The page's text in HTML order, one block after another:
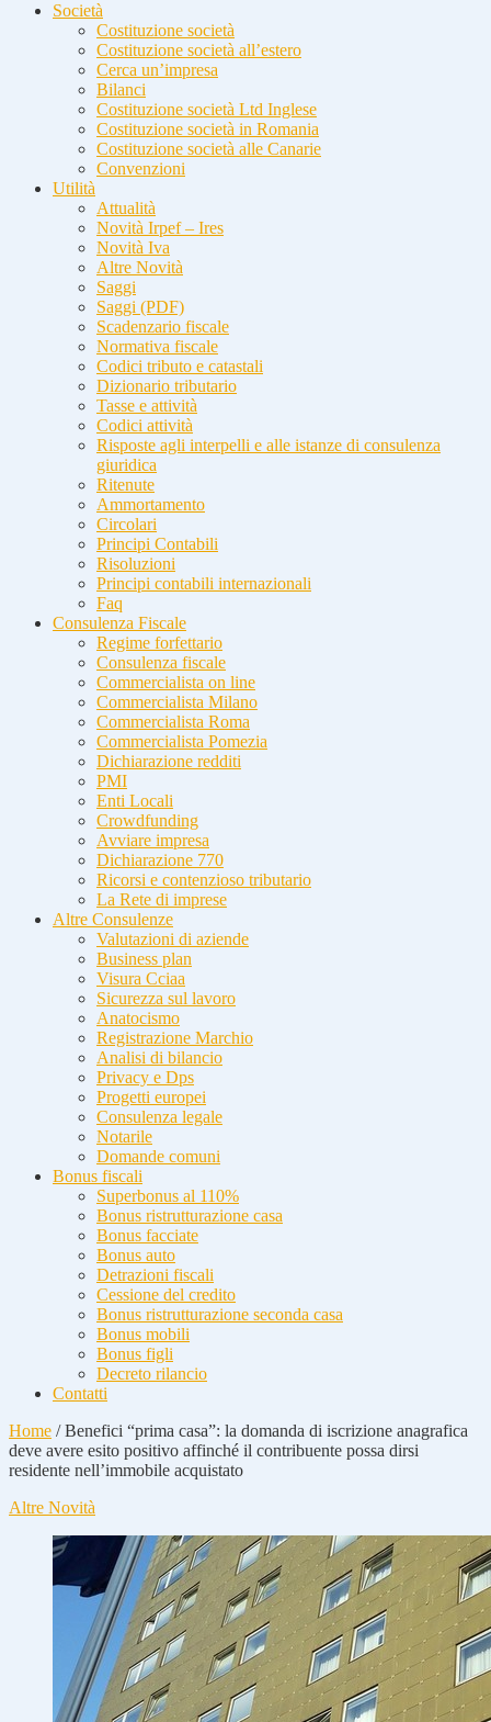
Società
Costituzione società
Costituzione società all’estero
Cerca un’impresa
Bilanci
Costituzione società Ltd Inglese
Costituzione società in Romania
Costituzione società alle Canarie
Convenzioni
Utilità
Attualità
Novità Irpef – Ires
Novità Iva
Altre Novità
Saggi
Saggi (PDF)
Scadenzario fiscale
Normativa fiscale
Codici tributo e catastali
Dizionario tributario
Tasse e attività
Codici attività
Risposte agli interpelli e alle istanze di consulenza
giuridica
Ritenute
Ammortamento
Circolari
Principi Contabili
Risoluzioni
Principi contabili internazionali
Faq
Consulenza Fiscale
Regime forfettario
Consulenza fiscale
Commercialista on line
Commercialista Milano
Commercialista Roma
Commercialista Pomezia
Dichiarazione redditi
PMI
Enti Locali
Crowdfunding
Avviare impresa
Dichiarazione 770
Ricorsi e contenzioso tributario
La Rete di imprese
Altre Consulenze
Valutazioni di aziende
Business plan
Visura Cciaa
Sicurezza sul lavoro
Anatocismo
Registrazione Marchio
Analisi di bilancio
Privacy e Dps
Progetti europei
Consulenza legale
Notarile
Domande comuni
Bonus fiscali
Superbonus al 110%
Bonus ristrutturazione casa
Bonus facciate
Bonus auto
Detrazioni fiscali
Cessione del credito
Bonus ristrutturazione seconda casa
Bonus mobili
Bonus figli
Decreto rilancio
Contatti
Home /Benefici “prima casa”: la domanda di iscrizione anagrafica
deve avere esito positivo affinché il contribuente possa dirsi
residente nell’immobile acquistato
Altre Novità